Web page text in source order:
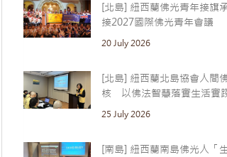
[北島] 紐西蘭佛光青年接
接2027國際佛光青年會議
20 July 2026
[北島] 紐西蘭北島協會人間
核 以佛法智慧落實生活實
25 July 2026
[南島] 紐西蘭南島佛光人「